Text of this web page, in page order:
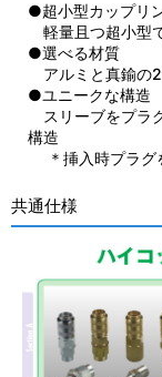
●超小型カップリ
軽量且つ超小型
●選べる材質
アルミと真鍮の
●ユニークな構造
スリーブをプラ
構造
＊挿入時プラグ
共通仕様